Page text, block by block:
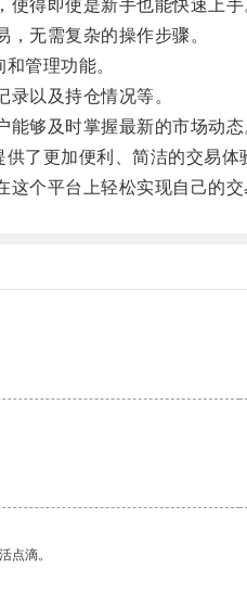
得即使是新手也能快速上手
无需复杂的操作步骤。
管理功能。
以及持仓情况等。
够及时掌握最新的市场动态
更加便利、简洁的交易体
个平台上轻松实现自己的交
点滴。